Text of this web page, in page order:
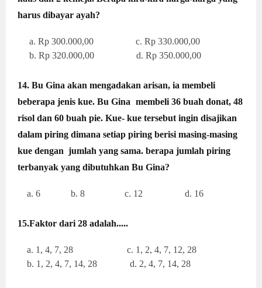
harus dibayar ayah?
a. Rp 300.000,00 c. Rp 330.000,00
b. Rp 320.000,00 d. Rp 350.000,00
14. Bu Gina akan mengadakan arisan, ia membeli
beberapa jenis kue. Bu Gina membeli 36 buah donat, 48
risol dan 60 buah pie. Kue- kue tersebut ingin disajikan
dalam piring dimana setiap piring berisi masing-masing
kue dengan jumlah yang sama. berapa jumlah piring
terbanyak yang dibutuhkan Bu Gina?
a. 6 b. 8 c. 12 d. 16
15.Faktor dari 28 adalah.....
a. 1, 4, 7, 28 c. 1, 2, 4, 7, 12, 28
b. 1, 2, 4, 7, 14, 28 d. 2, 4, 7, 14, 28